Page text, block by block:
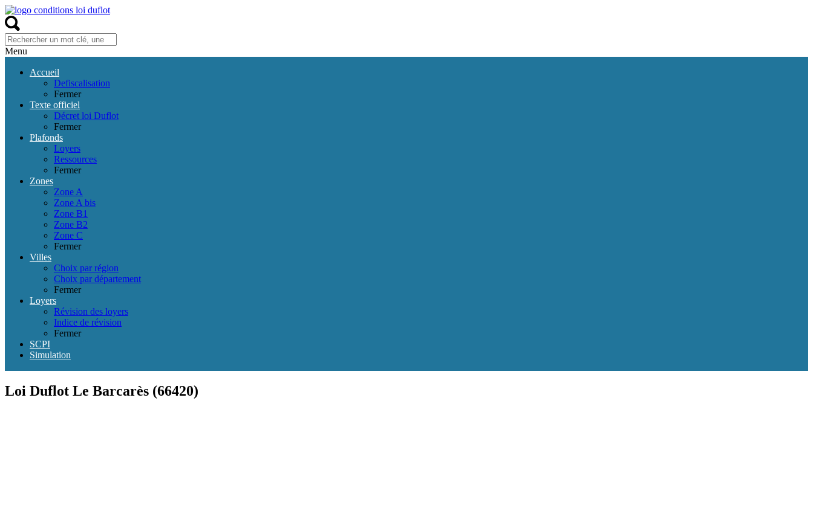
Menu
Accueil
Defiscalisation
Fermer
Texte officiel
Décret loi Duflot
Fermer
Plafonds
Loyers
Ressources
Fermer
Zones
Zone A
Zone A bis
Zone B1
Zone B2
Zone C
Fermer
Villes
Choix par région
Choix par département
Fermer
Loyers
Révision des loyers
Indice de révision
Fermer
SCPI
Simulation
Loi Duflot Le Barcarès (66420)